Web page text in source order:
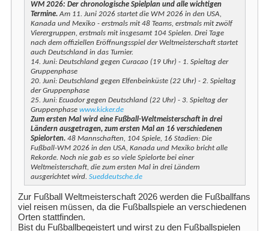
WM 2026: Der chronologische Spielplan und alle wichtigen
Termine.Am 11. Juni 2026 startet die WM 2026 in den USA,
Kanada und Mexiko - erstmals mit 48 Teams, erstmals mit zwölf
Vierergruppen, erstmals mit insgesamt 104 Spielen. Drei Tage
nach dem offiziellen Eröffnungsspiel der Weltmeisterschaft startet
auch Deutschland in das Turnier.
14. Juni: Deutschland gegen Curacao (19 Uhr) - 1. Spieltag der
Gruppenphase
20. Juni: Deutschland gegen Elfenbeinküste (22 Uhr) - 2. Spieltag
der Gruppenphase
25. Juni: Ecuador gegen Deutschland (22 Uhr) - 3. Spieltag der
Gruppenphase www.kicker.de
Zum ersten Mal wird eine Fußball-Weltmeisterschaft in drei
Ländern ausgetragen, zum ersten Mal an 16 verschiedenen
Spielorten. 48 Mannschaften, 104 Spiele, 16 Stadien: Die
Fußball-WM 2026 in den USA, Kanada und Mexiko bricht alle
Rekorde. Noch nie gab es so viele Spielorte bei einer
Weltmeisterschaft, die zum ersten Mal in drei Ländern
ausgerichtet wird. Sueddeutsche.de
Zur Fußball Weltmeisterschaft 2026 werden die Fußballfans
viel reisen müssen, da die Fußballspiele an verschiedenen
Orten stattfinden.
Bist du Fußballbegeistert und wirst zu den Fußballspielen